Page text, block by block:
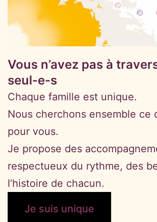
Vous n’avez pas à
seul-e-s
Chaque famille est unique.
Nous cherchons ensemble ce
pour vous.
Je propose des
respectueux du rythme, des
l’histoire de chacun.
Je suis unique